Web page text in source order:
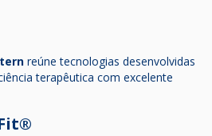
reúne tecnologias desenvolvidas
terapêutica com excelente